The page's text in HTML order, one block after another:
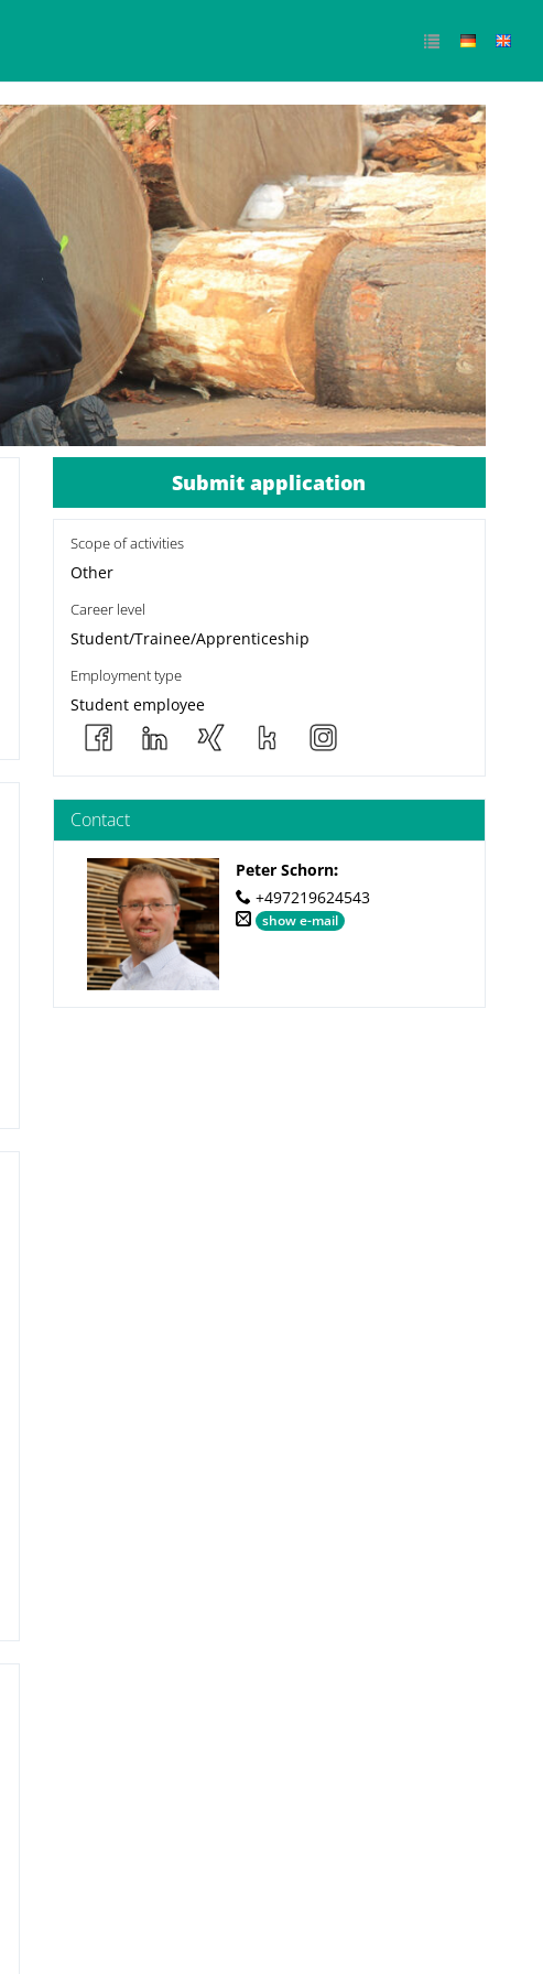
Submit application
Scope of activities
Other
Career level
Student/Trainee/Apprenticeship
Employment type
Student employee
Contact
Peter Schorn:
+497219624543
show e-mail